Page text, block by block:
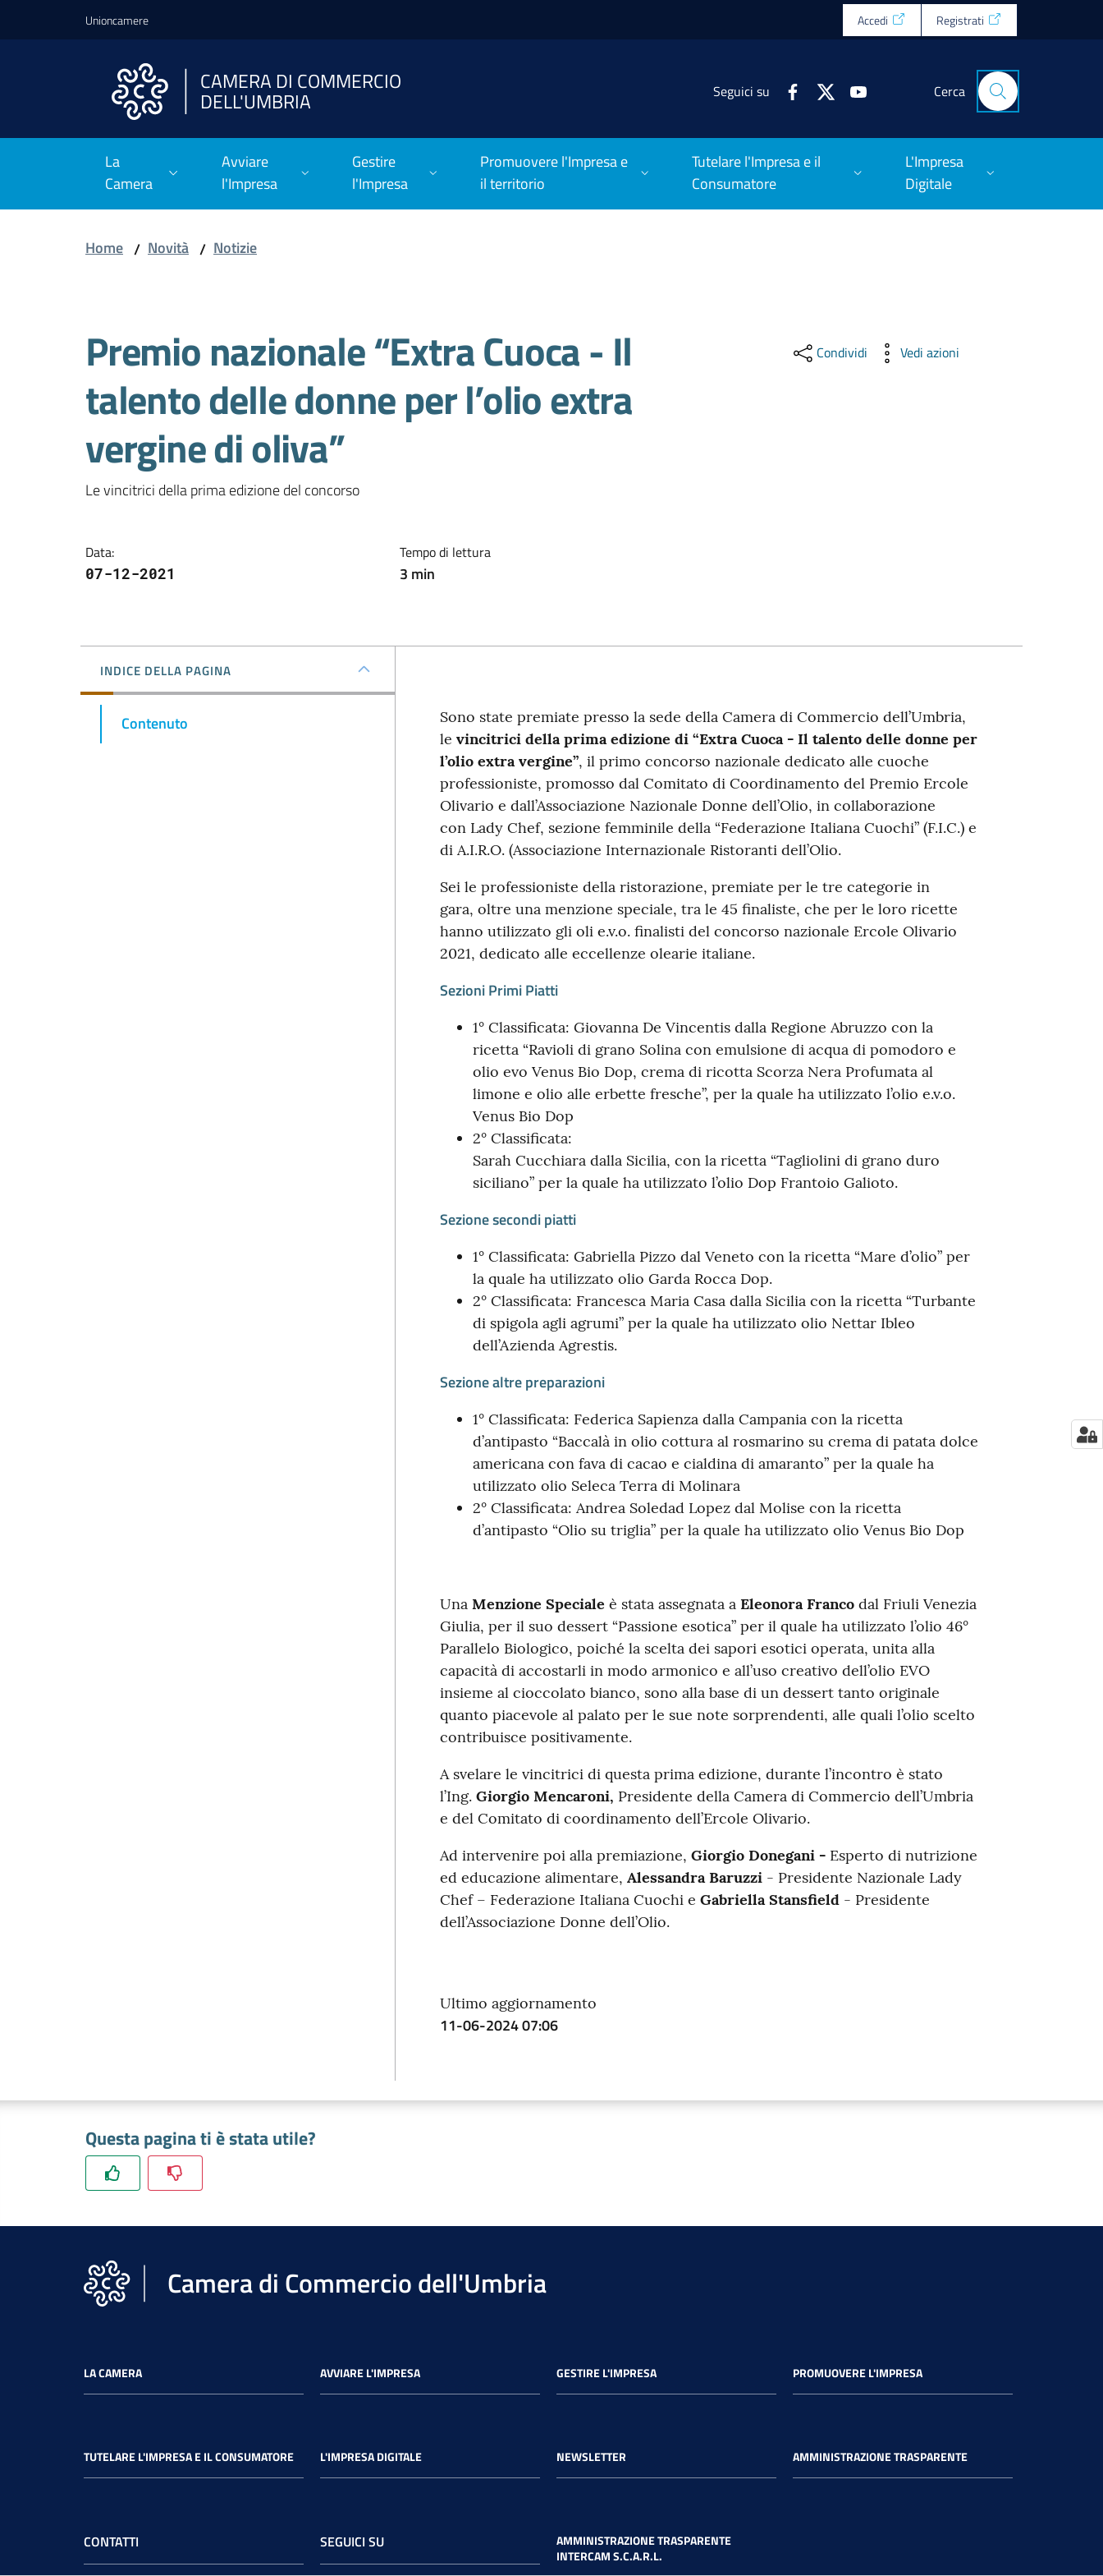
Vai al contenuto
Vai alla navigazione
Unioncamere Accedi Registrati
CAMERA DI COMMERCIO
DELL'UMBRIA Seguici su Cerca
La
Camera
Avviare
l'Impresa
Gestire
l'Impresa
Promuovere l'Impresa e
il territorio
Tutelare l'Impresa e il
Consumatore
L'Impresa
Digitale
Home / Novità / Notizie
Premio nazionale “Extra Cuoca - Il
talento delle donne per l’olio extra
vergine di oliva”
Le vincitrici della prima edizione del concorso
Data:
07-12-2021
Tempo di lettura
3 min
Condividi Vedi azioni
INDICE DELLA PAGINA
Contenuto
Sono state premiate presso la sede della Camera di Commercio dell’Umbria,
le vincitrici della prima edizione di “Extra Cuoca - Il talento delle donne per
l’olio extra vergine”, il primo concorso nazionale dedicato alle cuoche
professioniste, promosso dal Comitato di Coordinamento del Premio Ercole
Olivario e dall’Associazione Nazionale Donne dell’Olio, in collaborazione
con Lady Chef, sezione femminile della “Federazione Italiana Cuochi” (F.I.C.) e
di A.I.R.O. (Associazione Internazionale Ristoranti dell’Olio.
Sei le professioniste della ristorazione, premiate per le tre categorie in
gara, oltre una menzione speciale, tra le 45 finaliste, che per le loro ricette
hanno utilizzato gli oli e.v.o. finalisti del concorso nazionale Ercole Olivario
2021, dedicato alle eccellenze olearie italiane.
Sezioni Primi Piatti
1° Classificata: Giovanna De Vincentis dalla Regione Abruzzo con la
ricetta “Ravioli di grano Solina con emulsione di acqua di pomodoro e
olio evo Venus Bio Dop, crema di ricotta Scorza Nera Profumata al
limone e olio alle erbette fresche”, per la quale ha utilizzato l’olio e.v.o.
Venus Bio Dop
2° Classificata:
Sarah Cucchiara dalla Sicilia, con la ricetta “Tagliolini di grano duro
siciliano” per la quale ha utilizzato l’olio Dop Frantoio Galioto.
Sezione secondi piatti
1° Classificata: Gabriella Pizzo dal Veneto con la ricetta “Mare d’olio” per
la quale ha utilizzato olio Garda Rocca Dop.
2° Classificata: Francesca Maria Casa dalla Sicilia con la ricetta “Turbante
di spigola agli agrumi” per la quale ha utilizzato olio Nettar Ibleo
dell’Azienda Agrestis.
Sezione altre preparazioni
1° Classificata: Federica Sapienza dalla Campania con la ricetta
d’antipasto “Baccalà in olio cottura al rosmarino su crema di patata dolce
americana con fava di cacao e cialdina di amaranto” per la quale ha
utilizzato olio Seleca Terra di Molinara
2° Classificata: Andrea Soledad Lopez dal Molise con la ricetta
d’antipasto “Olio su triglia” per la quale ha utilizzato olio Venus Bio Dop
Una Menzione Speciale è stata assegnata aEleonora Franco dal Friuli Venezia
Giulia, per il suo dessert “Passione esotica” per il quale ha utilizzato l’olio 46°
Parallelo Biologico, poiché la scelta dei sapori esotici operata, unita alla
capacità di accostarli in modo armonico e all’uso creativo dell’olio EVO
insieme al cioccolato bianco, sono alla base di un dessert tanto originale
quanto piacevole al palato per le sue note sorprendenti, alle quali l’olio scelto
contribuisce positivamente.
A svelare le vincitrici di questa prima edizione, durante l’incontro è stato
l’Ing. Giorgio Mencaroni, Presidente della Camera di Commercio dell’Umbria
e del Comitato di coordinamento dell’Ercole Olivario.
Ad intervenire poi alla premiazione, Giorgio Donegani -Esperto di nutrizione
ed educazione alimentare, Alessandra Baruzzi- Presidente Nazionale Lady
Chef – Federazione Italiana Cuochi e Gabriella Stansfield - Presidente
dell’Associazione Donne dell’Olio.
Ultimo aggiornamento
11-06-2024 07:06
Questa pagina ti è stata utile?
Camera di Commercio dell'Umbria
LA CAMERA AVVIARE L'IMPRESA GESTIRE L'IMPRESA PROMUOVERE L'IMPRESA
TUTELARE L'IMPRESA E IL CONSUMATORE L'IMPRESA DIGITALE NEWSLETTER AMMINISTRAZIONE TRASPARENTE
CONTATTI SEGUICI SU
AMMINISTRAZIONE TRASPARENTE
INTERCAM S.C.A.R.L.